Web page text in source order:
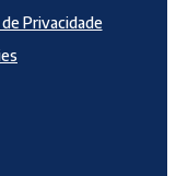
Privacidade